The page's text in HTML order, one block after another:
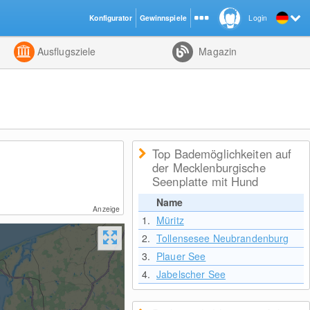
Kombiniert
Ausflugsziele Magazin
Anzeige
Top Bademöglichkeiten auf
der Mecklenburgische
Seenplatte mit Hund
Name
1. Müritz
2. Tollensesee Neubrandenburg
3. Plauer See
4. Jabelscher See
Login
Konfigurator Gewinnspiele